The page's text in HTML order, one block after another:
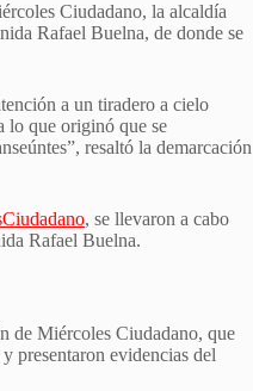
Ciudadano, la alcaldía
Rafael Buelna, de donde se
a un tiradero a cielo
lo que originó que se
resaltó la demarcación
, se llevaron a cabo
Rafael Buelna.
de Miércoles Ciudadano, que
presentaron evidencias del